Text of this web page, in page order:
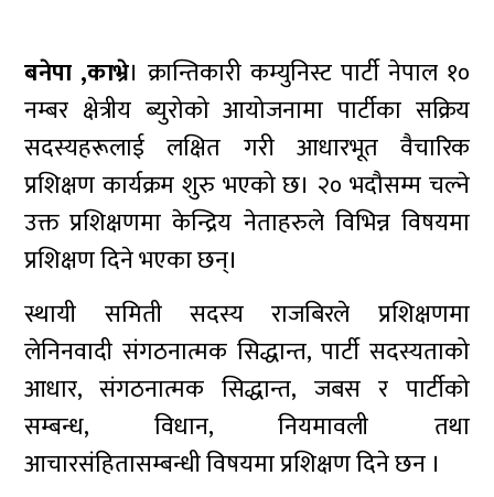
बनेपा ,काभ्रे। क्रान्तिकारी कम्युनिस्ट पार्टी नेपाल १०
नम्बर क्षेत्रीय ब्युरोको आयोजनामा पार्टीका सक्रिय
सदस्यहरूलाई लक्षित गरी आधारभूत वैचारिक
प्रशिक्षण कार्यक्रम शुरु भएको छ। २० भदौसम्म चल्ने
उक्त प्रशिक्षणमा केन्द्रिय नेताहरुले विभिन्न विषयमा
प्रशिक्षण दिने भएका छन्।
स्थायी समिती सदस्य राजबिरले प्रशिक्षणमा
लेनिनवादी संगठनात्मक सिद्धान्त, पार्टी सदस्यताको
आधार, संगठनात्मक सिद्धान्त, जबस र पार्टीको
सम्बन्ध, विधान, नियमावली तथा
आचारसंहितासम्बन्धी विषयमा प्रशिक्षण दिने छन ।